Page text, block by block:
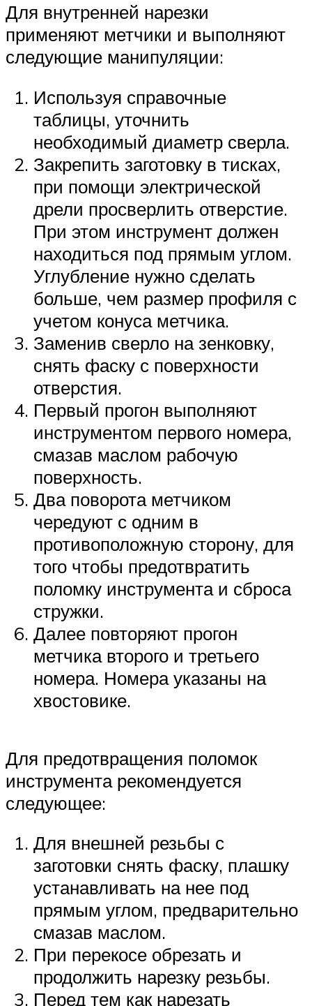
Для внутренней нарезки
применяют метчики и выполняют
следующие манипуляции:
Используя справочные
таблицы, уточнить
необходимый диаметр сверла.
Закрепить заготовку в тисках,
при помощи электрической
дрели просверлить отверстие.
При этом инструмент должен
находиться под прямым углом.
Углубление нужно сделать
больше, чем размер профиля с
учетом конуса метчика.
Заменив сверло на зенковку,
снять фаску с поверхности
отверстия.
Первый прогон выполняют
инструментом первого номера,
смазав маслом рабочую
поверхность.
Два поворота метчиком
чередуют с одним в
противоположную сторону, для
того чтобы предотвратить
поломку инструмента и сброса
стружки.
Далее повторяют прогон
метчика второго и третьего
номера. Номера указаны на
хвостовике.
Для предотвращения поломок
инструмента рекомендуется
следующее:
Для внешней резьбы с
заготовки снять фаску, плашку
устанавливать на нее под
прямым углом, предварительно
смазав маслом.
При перекосе обрезать и
продолжить нарезку резьбы.
Перед тем как нарезать